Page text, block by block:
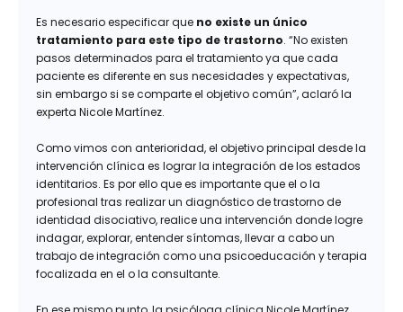
Es necesario especificar que no existe un único
tratamiento para este tipo de trastorno. “No existen
pasos determinados para el tratamiento ya que cada
paciente es diferente en sus necesidades y expectativas,
sin embargo si se comparte el objetivo común”, aclaró la
experta Nicole Martínez.
Como vimos con anterioridad, el objetivo principal desde la
intervención clínica es lograr la integración de los estados
identitarios. Es por ello que es importante que el o la
profesional tras realizar un diagnóstico de trastorno de
identidad disociativo, realice una intervención donde logre
indagar, explorar, entender síntomas, llevar a cabo un
trabajo de integración como una psicoeducación y terapia
focalizada en el o la consultante.